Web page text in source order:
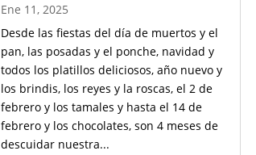
Ene 11, 2025
Desde las fiestas del día de muertos y el
pan, las posadas y el ponche, navidad y
todos los platillos deliciosos, año nuevo y
los brindis, los reyes y la roscas, el 2 de
febrero y los tamales y hasta el 14 de
febrero y los chocolates, son 4 meses de
descuidar nuestra...